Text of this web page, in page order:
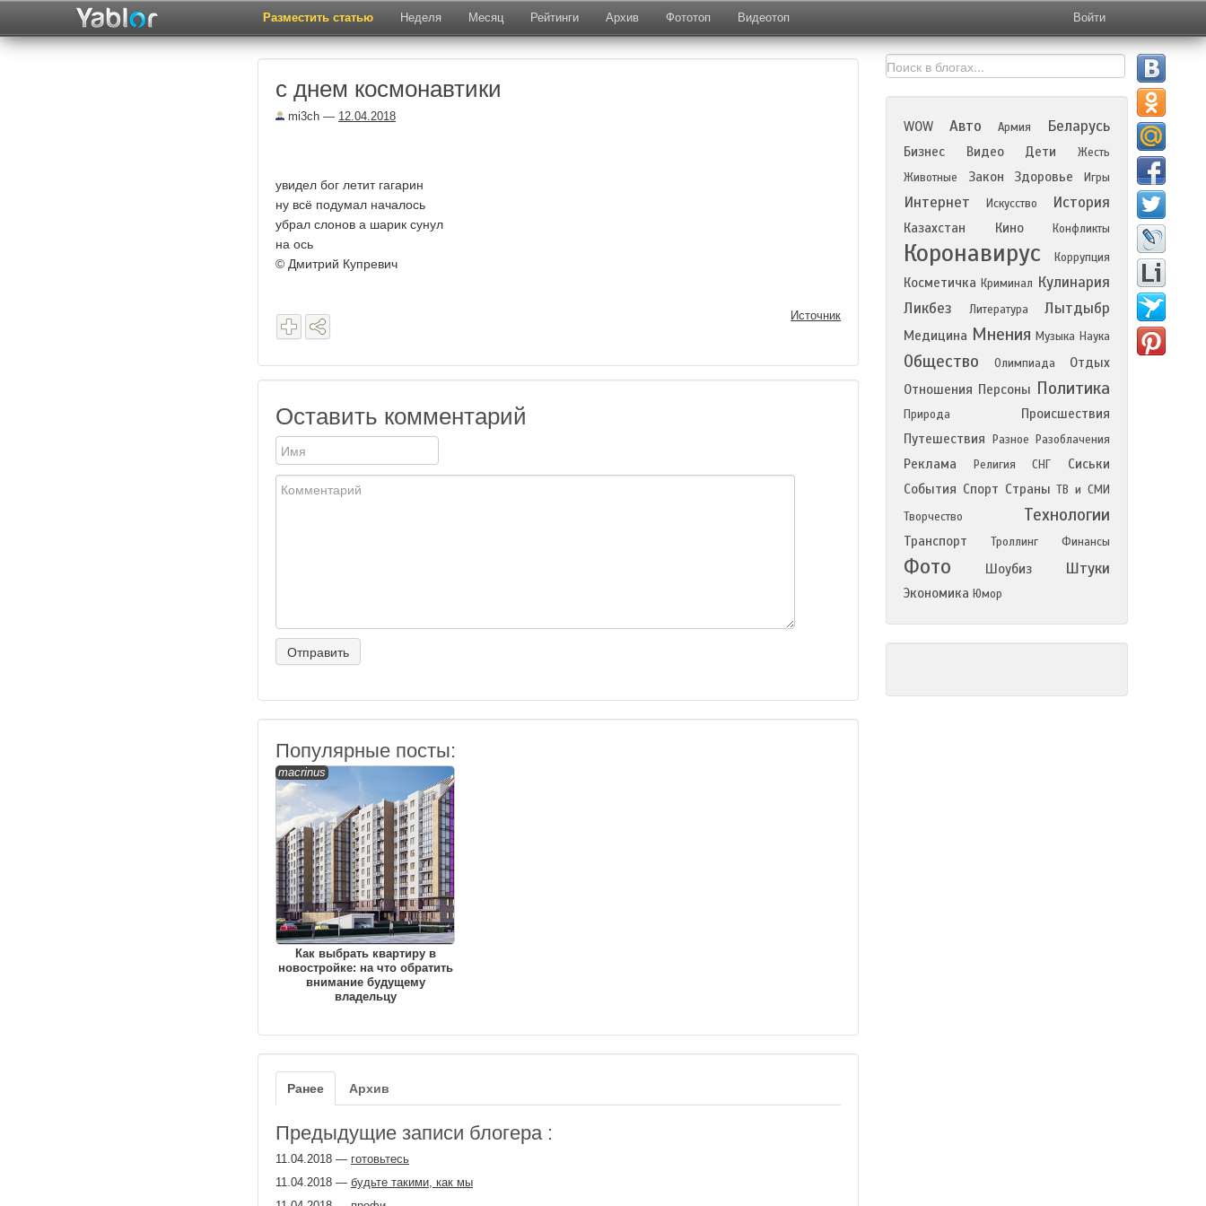
Разместить статью Неделя Месяц Рейтинги Архив Фототоп Видеотоп Войти
с днем космонавтики
mi3ch — 12.04.2018
увидел бог летит гагарин
ну всё подумал началось
убрал слонов а шарик сунул
на ось
© Дмитрий Купревич
Источник
Оставить комментарий
Популярные посты:
macrinus
Как выбрать квартиру в
новостройке: на что обратить
внимание будущему
владельцу
Ранее Архив
Предыдущие записи блогера :
11.04.2018 — готовьтесь
11.04.2018 — будьте такими, как мы
WOW Авто Армия Беларусь
Бизнес Видео Дети
Жесть
Животные
Закон Здоровье Игры
Интернет Искусство История
Казахстан Кино Конфликты
Коронавирус Коррупция
Косметичка Криминал Кулинария
Ликбез
Литература Лытдыбр
Медицина Мнения Музыка Наука
Общество Олимпиада
Отдых
Отношения Персоны Политика
Природа
Происшествия
Путешествия
Разное Разоблачения
Реклама Религия СНГ
Сиськи
События Спорт Страны ТВ и СМИ
Творчество
Технологии
Транспорт Троллинг Финансы
Фото Шоубиз Штуки
Экономика Юмор